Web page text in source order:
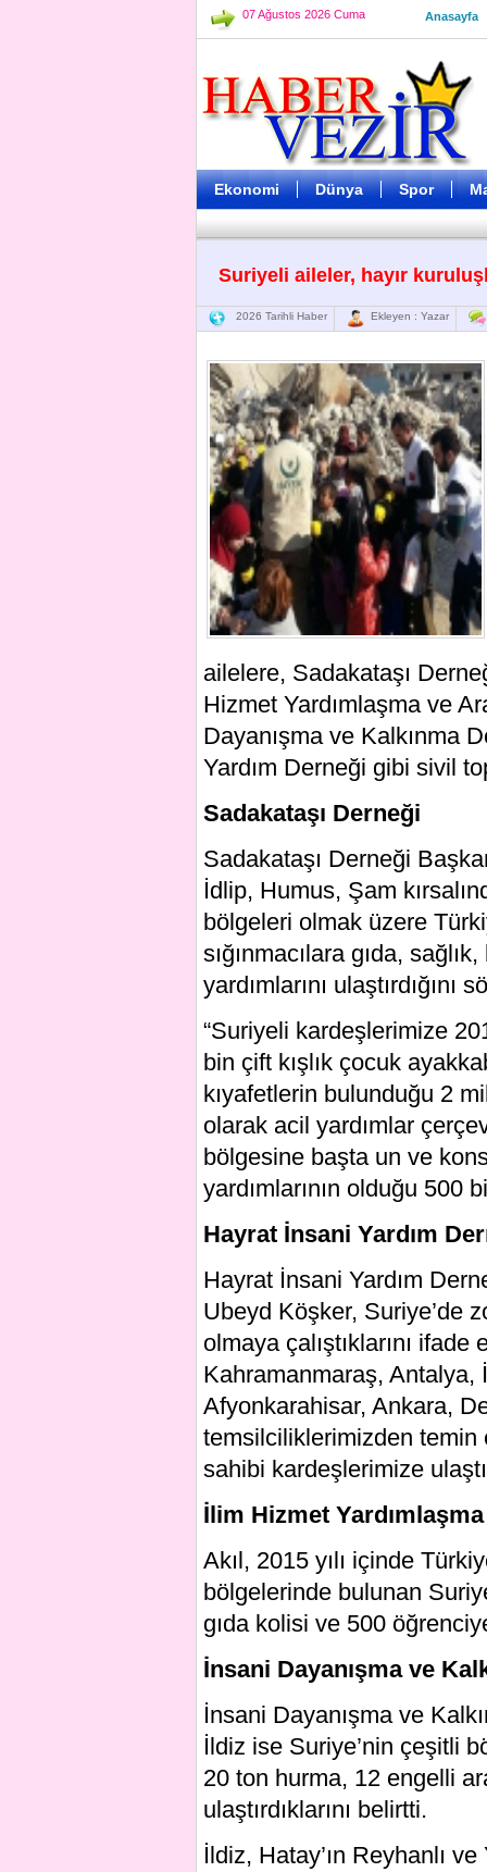
07 Ağustos 2026 Cuma Anasayfa
Ekonomi Dünya Spor
Suriyeli aileler, hayır
2026 Tarihli Haber Ekleyen : Yazar
ailelere, Sadakataşı
Hizmet Yardımlaşma ve
Dayanışma ve Kalkınma
Yardım Derneği gibi sivil
Sadakataşı Derneği
Sadakataşı Derneği
İdlip, Humus, Şam
bölgeleri olmak üzere
sığınmacılara gıda,
yardımlarını
“Suriyeli kardeşlerimize
bin çift kışlık çocuk
kıyafetlerin bulunduğu 2
olarak acil yardımlar
bölgesine başta un ve
yardımlarının olduğu 500
Hayrat İnsani Yardım
Hayrat İnsani Yardım
Ubeyd Köşker, Suriye’de
olmaya çalıştıklarını
Kahramanmaraş, Antalya,
Afyonkarahisar, Ankara,
temsilciliklerimizden temin
sahibi kardeşlerimize
İlim Hizmet
Akıl, 2015 yılı içinde
bölgelerinde bulunan
gıda kolisi ve 500
İnsani Dayanışma ve
İnsani Dayanışma ve
İldiz ise Suriye’nin çeşitli
20 ton hurma, 12 engelli
ulaştırdıklarını belirtti.
İldiz, Hatay’ın Reyhanlı